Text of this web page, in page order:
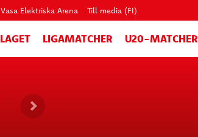
Vasa Elektriska Arena Till media (FI)
LAGET LIGAMATCHER U20-MATCHER